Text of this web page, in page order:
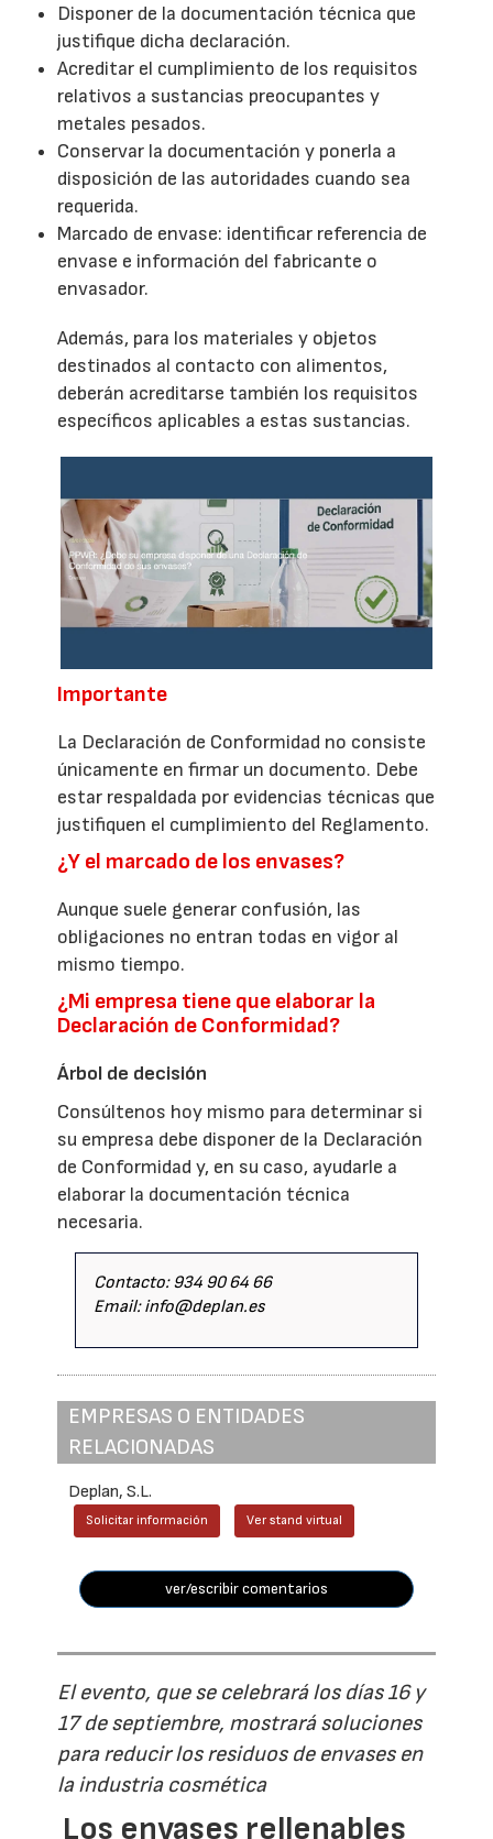
Disponer de la documentación técnica que
justifique dicha declaración.
Acreditar el cumplimiento de los requisitos
relativos a sustancias preocupantes y
metales pesados.
Conservar la documentación y ponerla a
disposición de las autoridades cuando sea
requerida.
Marcado de envase: identificar referencia de
envase e información del fabricante o
envasador.
Además, para los materiales y objetos
destinados al contacto con alimentos,
deberán acreditarse también los requisitos
específicos aplicables a estas sustancias.
Importante
La Declaración de Conformidad no consiste
únicamente en firmar un documento. Debe
estar respaldada por evidencias técnicas que
justifiquen el cumplimiento del Reglamento.
¿Y el marcado de los envases?
Aunque suele generar confusión, las
obligaciones no entran todas en vigor al
mismo tiempo.
¿Mi empresa tiene que elaborar la
Declaración de Conformidad?
Árbol de decisión
Consúltenos hoy mismo para determinar si
su empresa debe disponer de la Declaración
de Conformidad y, en su caso, ayudarle a
elaborar la documentación técnica
necesaria.
Contacto: 934 90 64 66
Email: info@deplan.es
EMPRESAS O ENTIDADES
RELACIONADAS
Deplan, S.L.
Solicitar información Ver stand virtual
ver/escribir comentarios
El evento, que se celebrará los días 16 y
17 de septiembre, mostrará soluciones
para reducir los residuos de envases en
la industria cosmética
Los envases rellenables